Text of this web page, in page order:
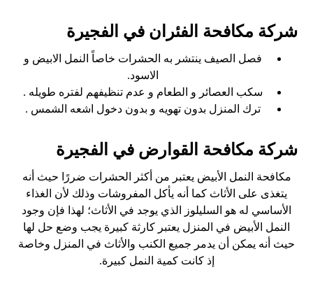
شركة مكافحة الفئران في الفجيرة
فصل الصيف ينتشر به الحشرات خاصاً النمل الابيض و
الاسود.
سكب العصائر و الطعام و عدم تنظيفهم لفتره طويله .
ترك المنزل بدون تهويه و بدون دخول اشعه الشمس .
شركة مكافحة القوارض في الفجيرة
مكافحة النمل الأبيض يعتبر من أكثر الحشرات ضررًا حيث أنه
يتغذى على الأثاث كما أنه يأكل المفروشات وذلك لأن الغذاء
الأساسي له هو السليلوز الذي يوجد في الأثاث؛ لهذا فإن وجود
النمل الأبيض في المنزل يعتبر كارثة كبيرة يجب وضع حل لها
حيث أنه يمكن أن يدمر جميع الكنب والأثاث في المنزل وخاصة
إذ كانت كمية النمل كبيرة.